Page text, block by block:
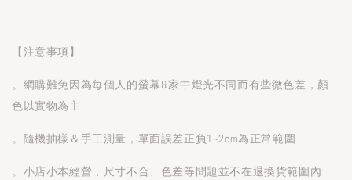
【注意事項】
。網購難免因為每個人的螢幕&家中燈光不同而有些微色差，顏
色以實物為主
。隨機抽樣＆手工測量，單面誤差正負1~2cm為正常範圍
。小店小本經營，尺寸不合、色差等問題並不在退換貨範圍內